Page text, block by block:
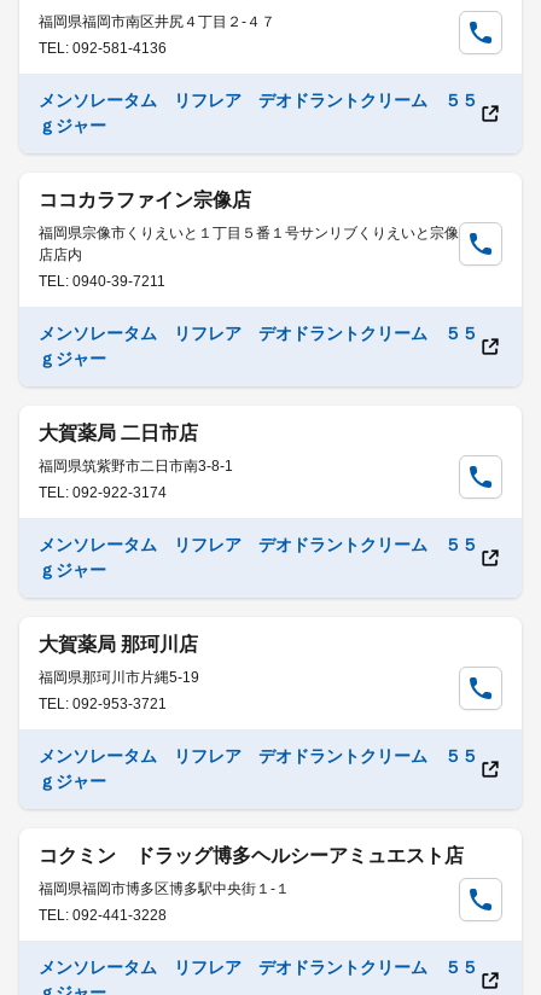
福岡県福岡市南区井尻４丁目２-４７
TEL: 092-581-4136
メンソレータム リフレア デオドラントクリーム ５５
ｇジャー
ココカラファイン宗像店
福岡県宗像市くりえいと１丁目５番１号サンリブくりえいと宗像
店店内
TEL: 0940-39-7211
メンソレータム リフレア デオドラントクリーム ５５
ｇジャー
大賀薬局 二日市店
福岡県筑紫野市二日市南3-8-1
TEL: 092-922-3174
メンソレータム リフレア デオドラントクリーム ５５
ｇジャー
大賀薬局 那珂川店
福岡県那珂川市片縄5-19
TEL: 092-953-3721
メンソレータム リフレア デオドラントクリーム ５５
ｇジャー
コクミン ドラッグ博多ヘルシーアミュエスト店
福岡県福岡市博多区博多駅中央街１-１
TEL: 092-441-3228
メンソレータム リフレア デオドラントクリーム ５５